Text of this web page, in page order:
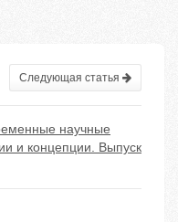
Следующая статья
научные
и концепции. Выпуск